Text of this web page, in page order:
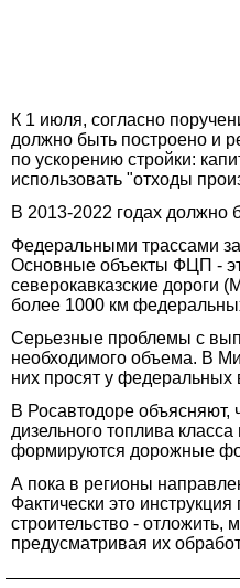
К 1 июля, согласно
должно быть построено и
по ускорению стройки:
использовать "отходы
В 2013-2022 годах должно
Федеральными трассами
Основные объекты ФЦП -
северокавказские дороги
более 1000 км
Серьезные проблемы с
необходимого объема. В
них просят у федеральных
В Росавтодоре объясняют,
дизельного топлива
формируются дорожные
А пока в регионы
Фактически это
строительство - отложить,
предусматривая их